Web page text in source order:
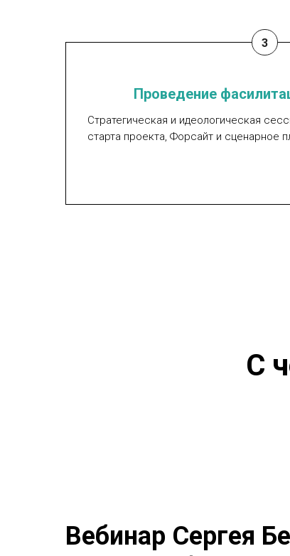
Проведение
Стратегическая и идеологическая
старта проекта, Форсайт и сценарное
С
Вебинар Сергея